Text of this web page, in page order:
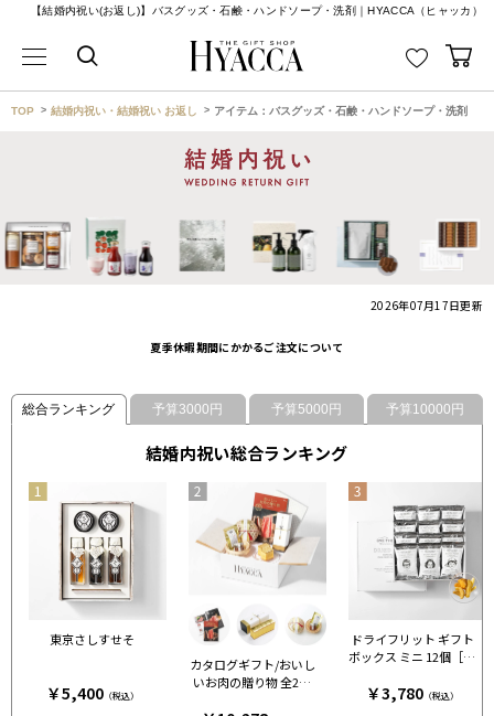
【結婚内祝い(お返し)】バスグッズ・石鹸・ハンドソープ・洗剤｜HYACCA（ヒャッカ）
TOP 結婚内祝い・結婚祝い お返し アイテム：バスグッズ・石鹸・ハンドソープ・洗剤
2026年07月17日更新
夏季休暇期間にかかるご注文について
総合ランキング 予算3000円 予算5000円 予算10000円
結婚内祝い総合ランキング
東京さしすせそ
￥5,400（税込）
カタログギフト/おいし
いお肉の贈り物 全2種
ドライフリット ギフト
ボックス ミニ 12個［ア
￥3,780（税込）